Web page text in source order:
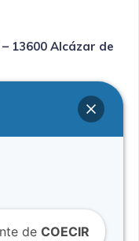
13600 Alcázar de
de COECIR